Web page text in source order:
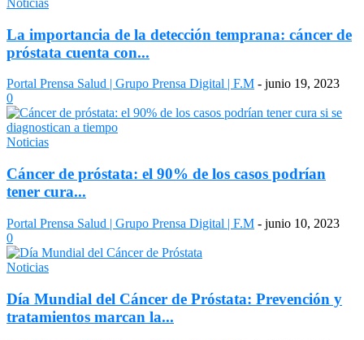
Noticias
La importancia de la detección temprana: cáncer de
próstata cuenta con...
Portal Prensa Salud | Grupo Prensa Digital | F.M - junio 19, 2023
0
Noticias
Cáncer de próstata: el 90% de los casos podrían
tener cura...
Portal Prensa Salud | Grupo Prensa Digital | F.M - junio 10, 2023
0
Noticias
Día Mundial del Cáncer de Próstata: Prevención y
tratamientos marcan la...